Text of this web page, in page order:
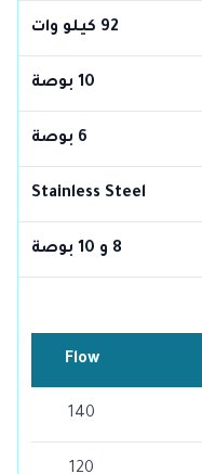
92 كيلو وات
10 بوصة
6 بوصة
Stainless Steel
8 و 10 بوصة
Flow
140
120